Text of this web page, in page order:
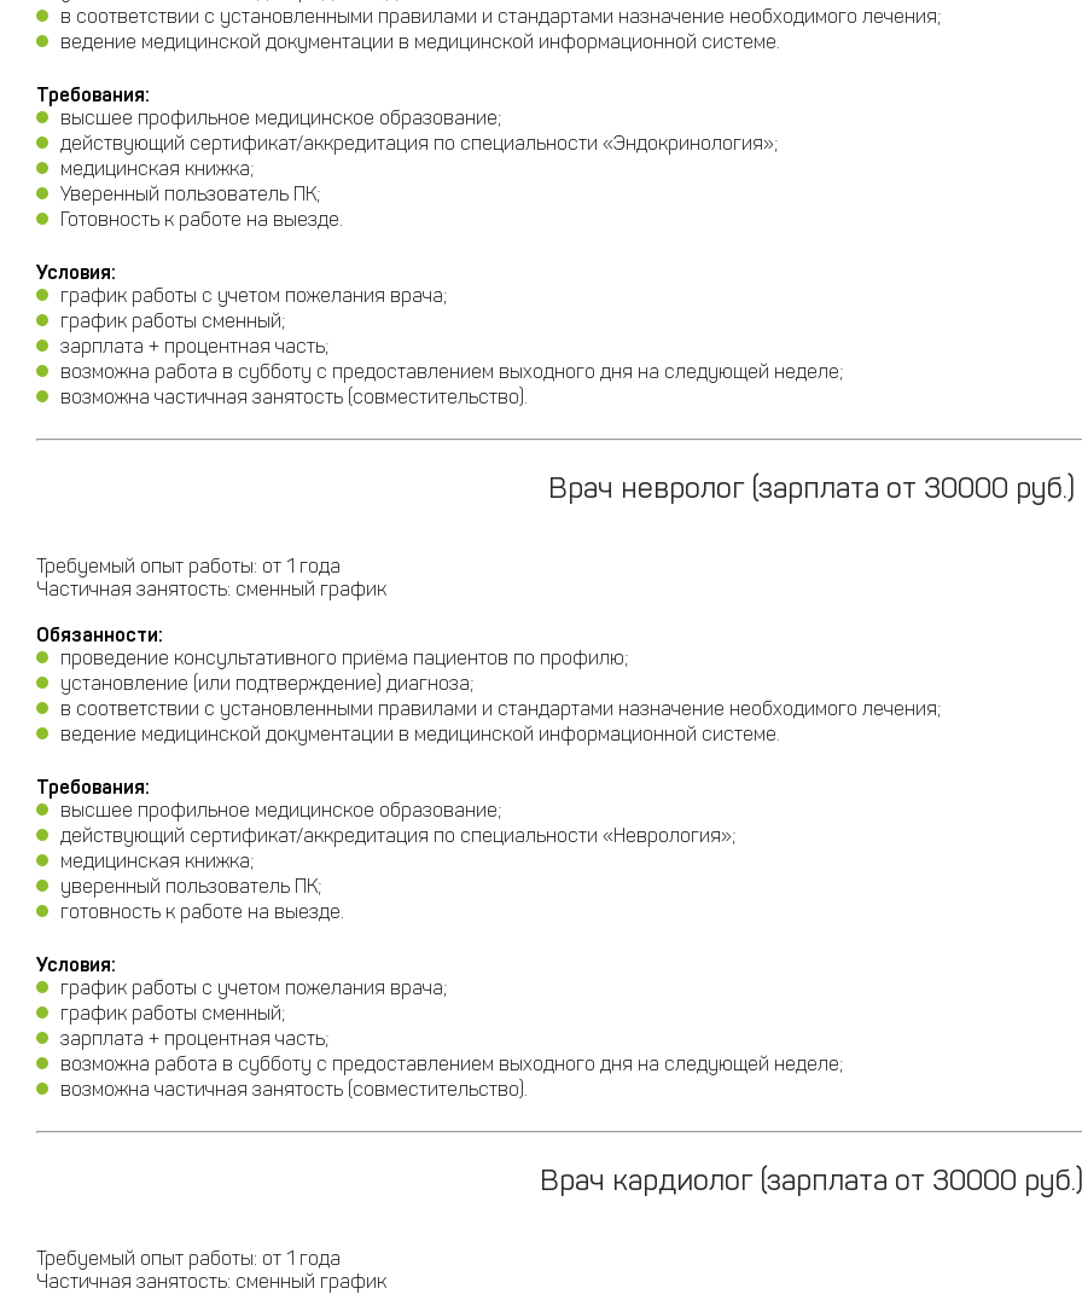
в соответствии с установленными правилами и стандартами назначение необходимого лечения;
ведение медицинской документации в медицинской информационной системе.
Требования:
высшее профильное медицинское образование;
действующий сертификат/аккредитация по специальности «Эндокринология»;
медицинская книжка;
Уверенный пользователь ПК;
Готовность к работе на выезде.
Условия:
график работы с учетом пожелания врача;
график работы сменный;
зарплата + процентная часть;
возможна работа в субботу с предоставлением выходного дня на следующей неделе;
возможна частичная занятость (совместительство).
Врач невролог (зарплата от 30000 руб.)
Требуемый опыт работы: от 1 года
Частичная занятость: сменный график
Обязанности:
проведение консультативного приёма пациентов по профилю;
установление (или подтверждение) диагноза;
в соответствии с установленными правилами и стандартами назначение необходимого лечения;
ведение медицинской документации в медицинской информационной системе.
Требования:
высшее профильное медицинское образование;
действующий сертификат/аккредитация по специальности «Неврология»;
медицинская книжка;
уверенный пользователь ПК;
готовность к работе на выезде.
Условия:
график работы с учетом пожелания врача;
график работы сменный;
зарплата + процентная часть;
возможна работа в субботу с предоставлением выходного дня на следующей неделе;
возможна частичная занятость (совместительство).
Врач кардиолог (зарплата от 30000 руб.)
Требуемый опыт работы: от 1 года
Частичная занятость: сменный график